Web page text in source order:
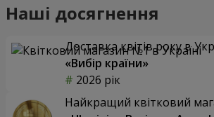
Наші досягнення
Доставка квітів року в
«Вибір країни»
2026 рік
Найкращий квітковий